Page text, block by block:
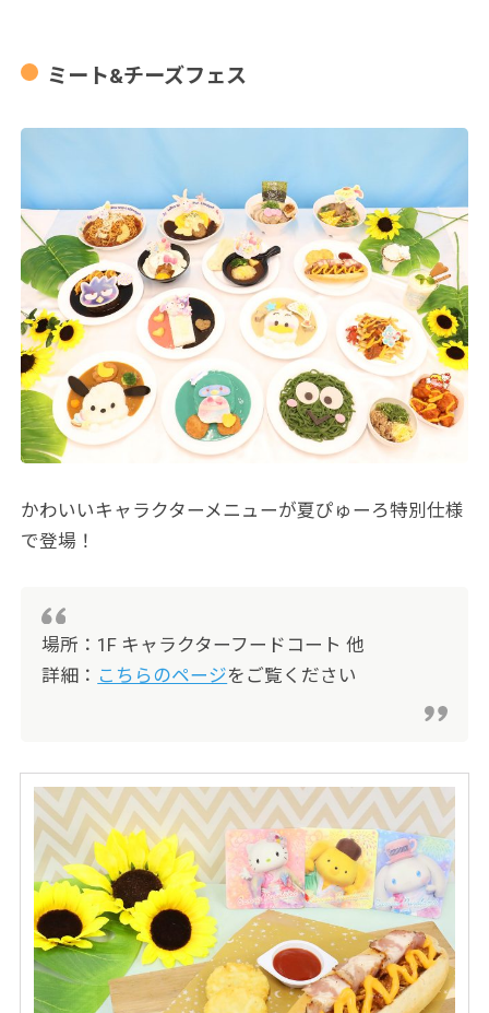
ミート&チーズフェス
かわいいキャラクターメニューが夏ぴゅーろ特別仕様
で登場！
場所：1F キャラクターフードコート 他
詳細： こちらのページをご覧ください